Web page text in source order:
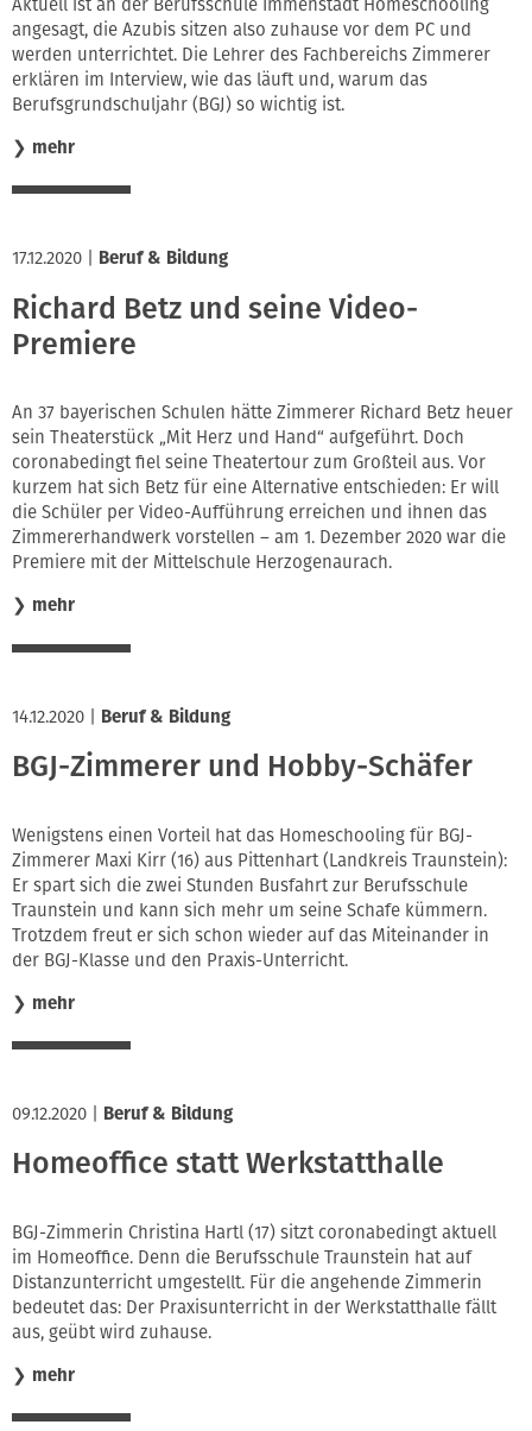
Aktuell ist an der Berufsschule Immenstadt Homeschooling
angesagt, die Azubis sitzen also zuhause vor dem PC und
werden unterrichtet. Die Lehrer des Fachbereichs Zimmerer
erklären im Interview, wie das läuft und, warum das
Berufsgrundschuljahr (BGJ) so wichtig ist.
❯ mehr
17.12.2020 Beruf & Bildung
Richard Betz und seine Video-
Premiere
An 37 bayerischen Schulen hätte Zimmerer Richard Betz heuer
sein Theaterstück „Mit Herz und Hand“ aufgeführt. Doch
coronabedingt fiel seine Theatertour zum Großteil aus. Vor
kurzem hat sich Betz für eine Alternative entschieden: Er will
die Schüler per Video-Aufführung erreichen und ihnen das
Zimmererhandwerk vorstellen – am 1. Dezember 2020 war die
Premiere mit der Mittelschule Herzogenaurach.
❯ mehr
14.12.2020 Beruf & Bildung
BGJ-Zimmerer und Hobby-Schäfer
Wenigstens einen Vorteil hat das Homeschooling für BGJ-
Zimmerer Maxi Kirr (16) aus Pittenhart (Landkreis Traunstein):
Er spart sich die zwei Stunden Busfahrt zur Berufsschule
Traunstein und kann sich mehr um seine Schafe kümmern.
Trotzdem freut er sich schon wieder auf das Miteinander in
der BGJ-Klasse und den Praxis-Unterricht.
❯ mehr
09.12.2020 Beruf & Bildung
Homeoffice statt Werkstatthalle
BGJ-Zimmerin Christina Hartl (17) sitzt coronabedingt aktuell
im Homeoffice. Denn die Berufsschule Traunstein hat auf
Distanzunterricht umgestellt. Für die angehende Zimmerin
bedeutet das: Der Praxisunterricht in der Werkstatthalle fällt
aus, geübt wird zuhause.
❯ mehr